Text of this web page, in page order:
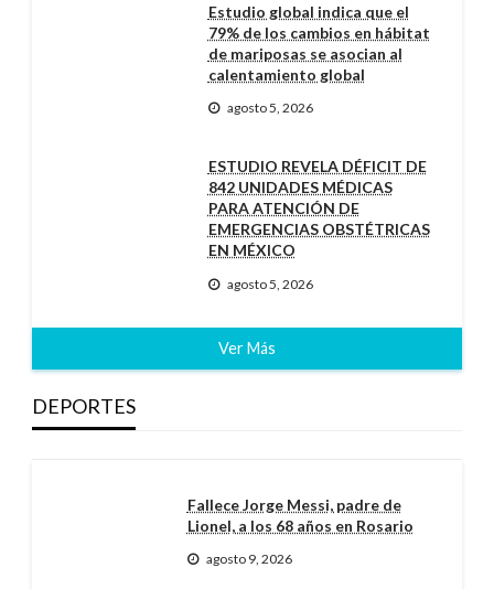
Estudio global indica que el
79% de los cambios en hábitat
de mariposas se asocian al
calentamiento global
agosto 5, 2026
ESTUDIO REVELA DÉFICIT DE
842 UNIDADES MÉDICAS
PARA ATENCIÓN DE
EMERGENCIAS OBSTÉTRICAS
EN MÉXICO
agosto 5, 2026
Ver Más
DEPORTES
Fallece Jorge Messi, padre de
Lionel, a los 68 años en Rosario
agosto 9, 2026